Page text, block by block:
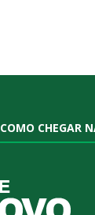
COMO CHEGAR